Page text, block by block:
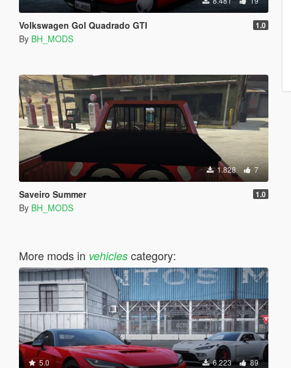
Volkswagen Gol Quadrado GTI 1.0
By BH_MODS
1.828 7
Saveiro Summer 1.0
By BH_MODS
More mods in vehiclescategory:
5.0 6.223 89